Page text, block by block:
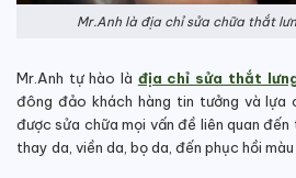
Mr.Anh là địa chỉ sửa chữa thắt
Mr.Anh tự hào là địa chỉ sửa thắt
đông đảo khách hàng tin tưởng và lựa
được sửa chữa mọi vấn đề liên quan
thay da, viền da, bọ da, đến phục hồi màu